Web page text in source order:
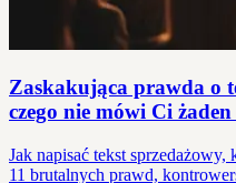
Zaskakująca prawda o
czego nie mówi Ci
Jak napisać tekst sprzedażowy,
11 brutalnych prawd,